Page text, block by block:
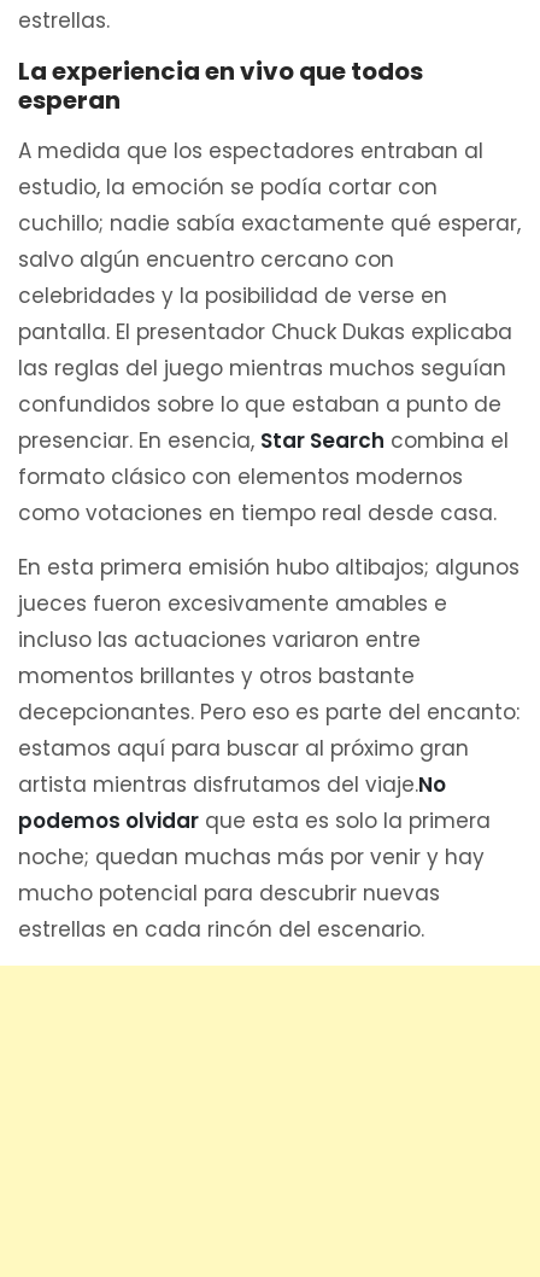
estrellas.
La experiencia en vivo que todos
esperan
A medida que los espectadores entraban al
estudio, la emoción se podía cortar con
cuchillo; nadie sabía exactamente qué esperar,
salvo algún encuentro cercano con
celebridades y la posibilidad de verse en
pantalla. El presentador Chuck Dukas explicaba
las reglas del juego mientras muchos seguían
confundidos sobre lo que estaban a punto de
presenciar. En esencia, Star Search combina el
formato clásico con elementos modernos
como votaciones en tiempo real desde casa.
En esta primera emisión hubo altibajos; algunos
jueces fueron excesivamente amables e
incluso las actuaciones variaron entre
momentos brillantes y otros bastante
decepcionantes. Pero eso es parte del encanto:
estamos aquí para buscar al próximo gran
artista mientras disfrutamos del viaje.No
podemos olvidar que esta es solo la primera
noche; quedan muchas más por venir y hay
mucho potencial para descubrir nuevas
estrellas en cada rincón del escenario.